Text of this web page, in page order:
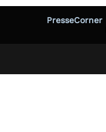
PresseCorner